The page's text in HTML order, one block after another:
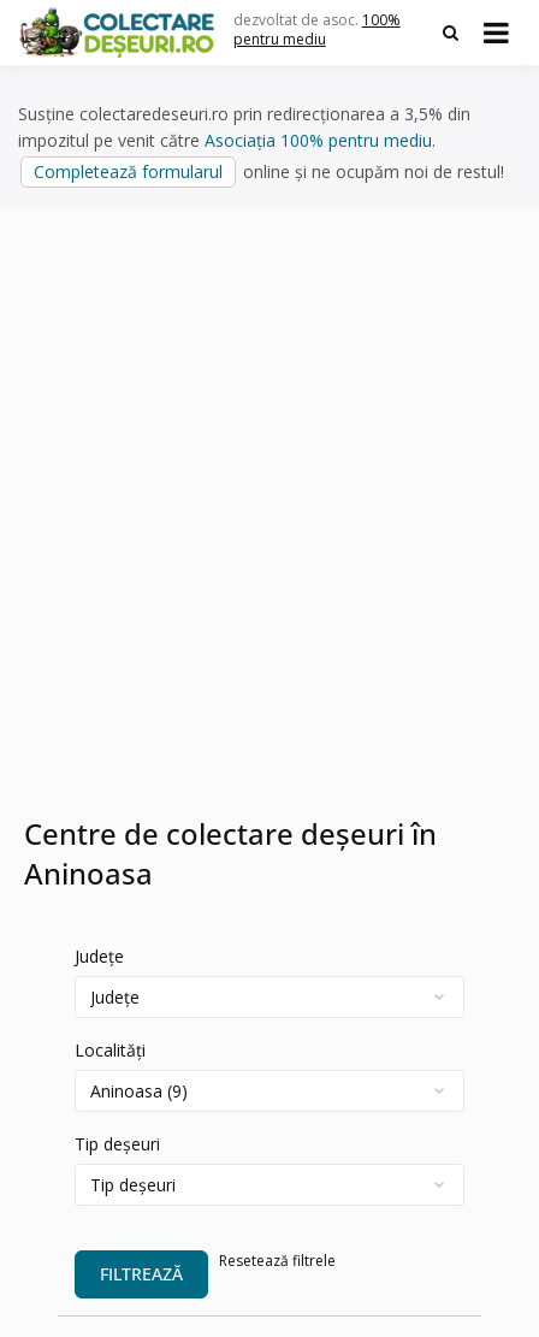
content
dezvoltat de asoc. 100%
pentru mediu
Susține colectaredeseuri.ro prin redirecționarea a 3,5% din
impozitul pe venit către Asociația 100% pentru mediu.
Completează formularul
online și ne ocupăm noi de restul!
Centre de colectare deșeuri în
Aninoasa
Județe
Localități
Tip deșeuri
FILTREAZĂ
Resetează filtrele